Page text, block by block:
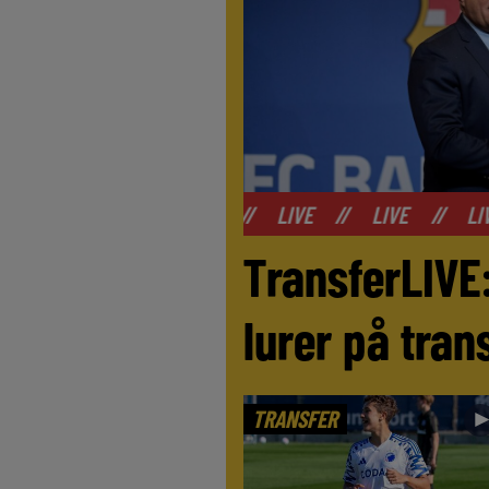
LIVE // LIVE // LIVE
lurer på
TRANSFER